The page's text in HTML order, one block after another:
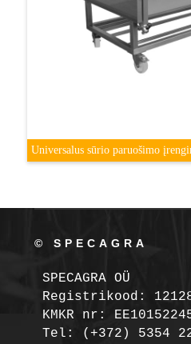
Universalus sūrio paruošimo
© SPECAGRA
SPECAGRA OÜ
Registrikood:
KMKR nr:
Tel: (+372) 5354